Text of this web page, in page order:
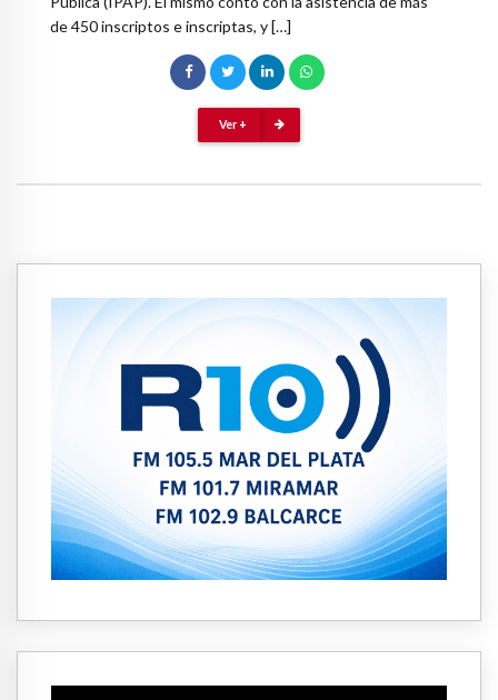
de 450 inscriptos e inscriptas, y […]
Ver +